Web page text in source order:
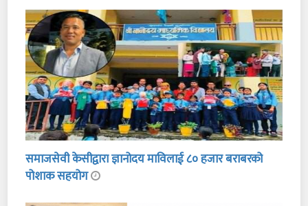
समाजसेवी केसीद्वारा ज्ञानोदय माविलाई ८० हजार बराबरको
पोशाक सहयोग